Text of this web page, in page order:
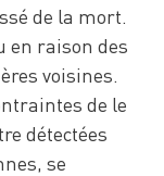
de la mort.
en raison des
voisines.
de le
détectées
se